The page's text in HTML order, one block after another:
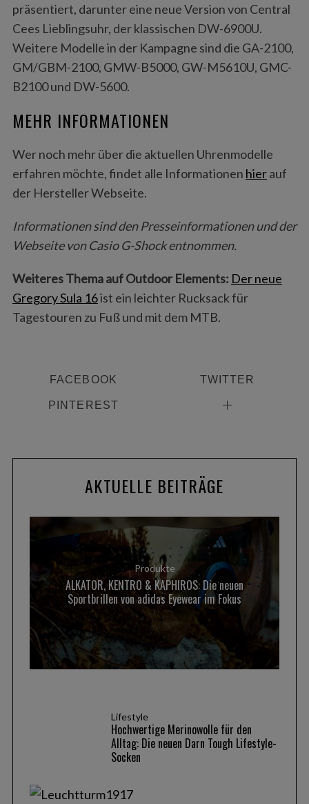
präsentiert, darunter eine neue Version von Central
Cees Lieblingsuhr, der klassischen DW-6900U.
Weitere Modelle in der Kampagne sind die GA-2100,
GM/GBM-2100, GMW-B5000, GW-M5610U, GMC-
B2100 und DW-5600.
MEHR INFORMATIONEN
Wer noch mehr über die aktuellen Uhrenmodelle
erfahren möchte, findet alle Informationen hierauf
der Hersteller Webseite.
Informationen sind den Presseinformationen und der
Webseite von Casio G-Shock entnommen.
Weiteres Thema auf Outdoor Elements: Der neue
Gregory Sula 16ist ein leichter Rucksack für
Tagestouren zu Fuß und mit dem MTB.
FACEBOOK TWITTER
PINTEREST
AKTUELLE BEITRÄGE
Produkte
ALKATOR, KENTRO & KAPHIROS: Die neuen
Sportbrillen von adidas Eyewear im Fokus
Lifestyle
Hochwertige Merinowolle für den
Alltag: Die neuen Darn Tough Lifestyle-
Socken
S
e
: